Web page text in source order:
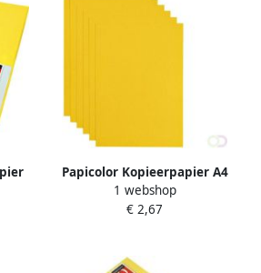
vel
Papicolor Kopieerpapier A4
100gr 12 vel dottergeel
1 webshop
€ 2,67